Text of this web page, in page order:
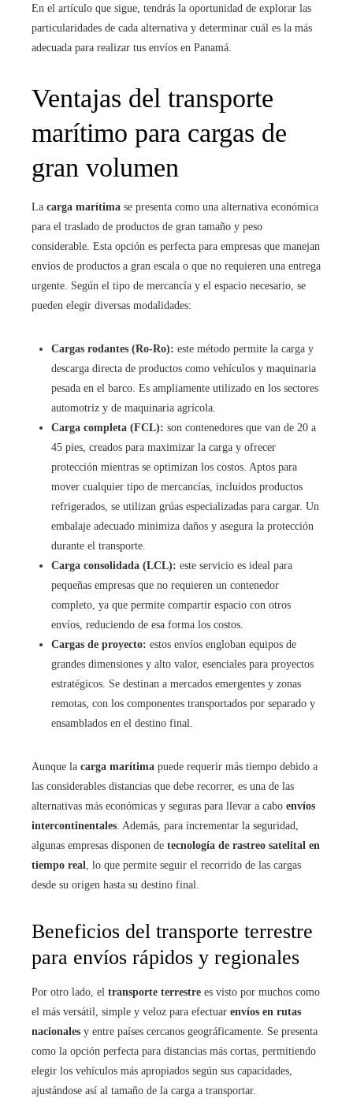
En el artículo que sigue, tendrás la oportunidad de explorar las
particularidades de cada alternativa y determinar cuál es la más
adecuada para realizar tus envíos en Panamá.
Ventajas del transporte
marítimo para cargas de
gran volumen
La carga marítima se presenta como una alternativa económica
para el traslado de productos de gran tamaño y peso
considerable. Esta opción es perfecta para empresas que manejan
envíos de productos a gran escala o que no requieren una entrega
urgente. Según el tipo de mercancía y el espacio necesario, se
pueden elegir diversas modalidades:
Cargas rodantes (Ro-Ro): este método permite la carga y
descarga directa de productos como vehículos y maquinaria
pesada en el barco. Es ampliamente utilizado en los sectores
automotriz y de maquinaria agrícola.
Carga completa (FCL): son contenedores que van de 20 a
45 pies, creados para maximizar la carga y ofrecer
protección mientras se optimizan los costos. Aptos para
mover cualquier tipo de mercancías, incluidos productos
refrigerados, se utilizan grúas especializadas para cargar. Un
embalaje adecuado minimiza daños y asegura la protección
durante el transporte.
Carga consolidada (LCL): este servicio es ideal para
pequeñas empresas que no requieren un contenedor
completo, ya que permite compartir espacio con otros
envíos, reduciendo de esa forma los costos.
Cargas de proyecto: estos envíos engloban equipos de
grandes dimensiones y alto valor, esenciales para proyectos
estratégicos. Se destinan a mercados emergentes y zonas
remotas, con los componentes transportados por separado y
ensamblados en el destino final.
Aunque la carga marítima puede requerir más tiempo debido a
las considerables distancias que debe recorrer, es una de las
alternativas más económicas y seguras para llevar a cabo envíos
intercontinentales. Además, para incrementar la seguridad,
algunas empresas disponen de tecnología de rastreo satelital en
tiempo real, lo que permite seguir el recorrido de las cargas
desde su origen hasta su destino final.
Beneficios del transporte terrestre
para envíos rápidos y regionales
Por otro lado, el transporte terrestre es visto por muchos como
el más versátil, simple y veloz para efectuar envíos en rutas
nacionales y entre países cercanos geográficamente. Se presenta
como la opción perfecta para distancias más cortas, permitiendo
elegir los vehículos más apropiados según sus capacidades,
ajustándose así al tamaño de la carga a transportar.